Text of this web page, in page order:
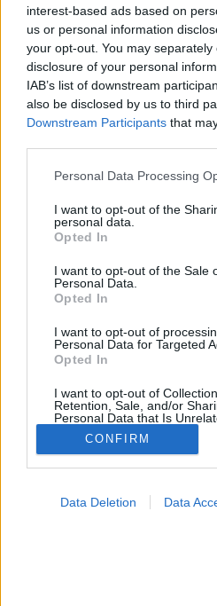
interest-based ads based on
us or personal information
your opt-out. You may
disclosure of your personal
IAB’s list of downstream
also be disclosed by us to third
Downstream Participants that
Please note that this website/app
not limited to your visit or usage
grant or deny consent to Google
use your data for below specified
consent section.
Personal Data Processing
I want to opt-out of the
personal data.
Opted In
I want to opt-out of the Sale
Personal Data.
Opted In
I want to opt-out of
Personal Data for Targeted
Opted In
I want to opt-out of
Retention, Sale, and/or
Personal Data that Is
Purposes for which it was
Opted Out
I want to allow Google to
CONFIRM
Data Deletion Data
#allergia#influenza
#orvosmeteorológia
#pajzsmirigy #reflux#ekcéma
Regisztráció
Betegségek Rühesség
Rühesség